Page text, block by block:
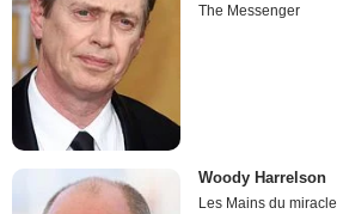
The Messenger
Woody Harrelson
Les Mains du miracle